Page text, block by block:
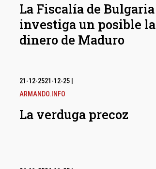
La Fiscalía de Bulgaria
investiga un posible
dinero de Maduro
21-12-2521-12-25|
ARMANDO.INFO
La verduga precoz